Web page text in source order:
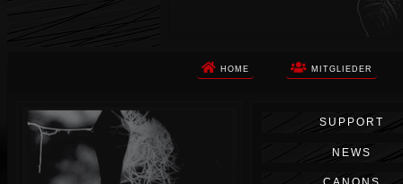
HOME MITGLIEDER
Die Apokalypse. Das ist das Wort,
das Ihnen in den Sinn kommt, als
Sie auf dem Boden aufwachen, Ihr
Körper schmerzt und Ihr Geist
wird von alptraumhaften
SUPPORT
NEWS